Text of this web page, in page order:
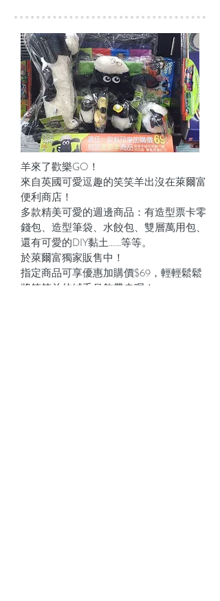
羊來了歡樂GO！
來自英國可愛逗趣的笑笑羊出沒在萊爾富
便利商店！
多款精美可愛的週邊商品：有造型票卡零
錢包、造型筆袋、水餃包、雙層萬用包、
還有可愛的DIY黏土……等等。
於萊爾富獨家販售中！
指定商品可享優惠加購價$69，輕輕鬆鬆
將笑笑羊的絨毛吊飾帶走喔！